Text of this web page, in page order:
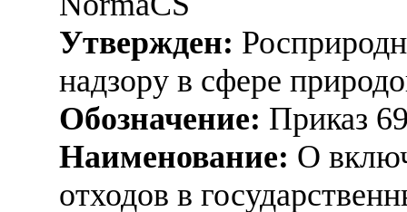
Утвержден:
надзору в сфере
Обозначение: Приказ
Наименование: О
отходов в